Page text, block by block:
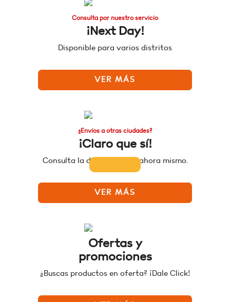
Consulta por nuestro servicio
¡Next Day!
Disponible para varios distritos
VER MÁS
¿Envíos a otras ciudades?
¡Claro que sí!
Consulta la disponibilidad ahora mismo.
VER MÁS
Ofertas y
promociones
¿Buscas productos en oferta? ¡Dale Click!